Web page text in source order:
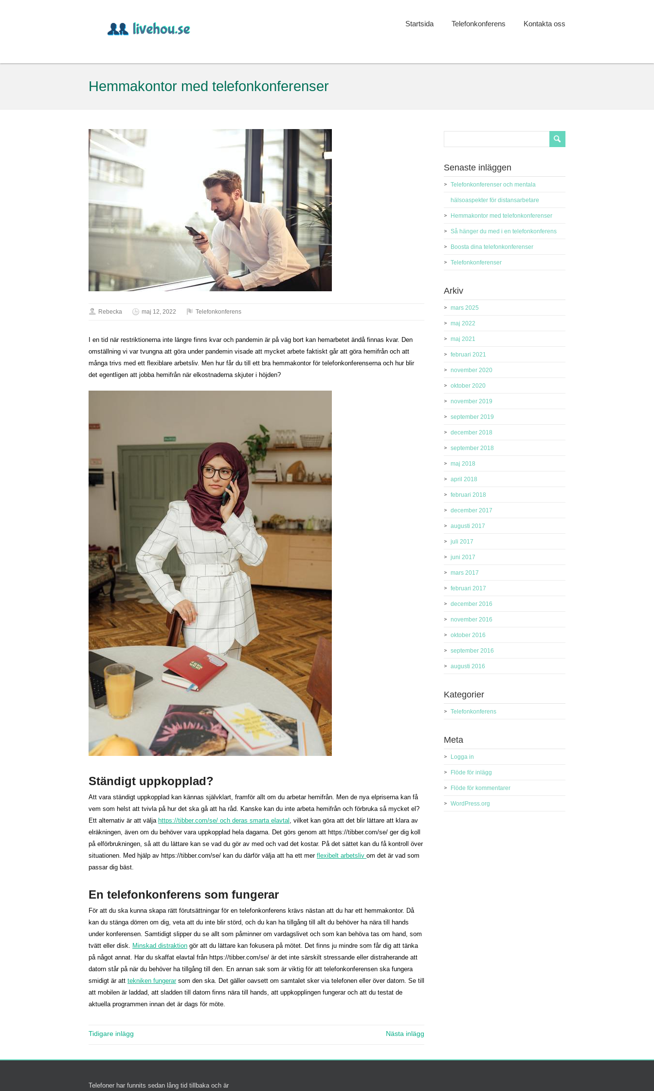
Startsida Telefonkonferens Kontakta oss
Hemmakontor med telefonkonferenser
Rebecka maj 12, 2022 Telefonkonferens
I en tid när restriktionerna inte längre finns kvar och pandemin är på väg bort kan hemarbetet ändå finnas kvar. Den
omställning vi var tvungna att göra under pandemin visade att mycket arbete faktiskt går att göra hemifrån och att
många trivs med ett flexiblare arbetsliv. Men hur får du till ett bra hemmakontor för telefonkonferenserna och hur blir
det egentligen att jobba hemifrån när elkostnaderna skjuter i höjden?
Ständigt uppkopplad?
Att vara ständigt uppkopplad kan kännas självklart, framför allt om du arbetar hemifrån. Men de nya elpriserna kan få
vem som helst att tvivla på hur det ska gå att ha råd. Kanske kan du inte arbeta hemifrån och förbruka så mycket el?
Ett alternativ är att välja https://tibber.com/se/ och deras smarta elavtal , vilket kan göra att det blir lättare att klara av
elräkningen, även om du behöver vara uppkopplad hela dagarna. Det görs genom att https://tibber.com/se/ ger dig koll
på elförbrukningen, så att du lättare kan se vad du gör av med och vad det kostar. På det sättet kan du få kontroll över
situationen. Med hjälp av https://tibber.com/se/ kan du därför välja att ha ett mer flexibelt arbetsliv om det är vad som
passar dig bäst.
En telefonkonferens som fungerar
För att du ska kunna skapa rätt förutsättningar för en telefonkonferens krävs nästan att du har ett hemmakontor. Då
kan du stänga dörren om dig, veta att du inte blir störd, och du kan ha tillgång till allt du behöver ha nära till hands
under konferensen. Samtidigt slipper du se allt som påminner om vardagslivet och som kan behöva tas om hand, som
tvätt eller disk. Minskad distraktion gör att du lättare kan fokusera på mötet. Det finns ju mindre som får dig att tänka
på något annat. Har du skaffat elavtal från https://tibber.com/se/ är det inte särskilt stressande eller distraherande att
datorn står på när du behöver ha tillgång till den. En annan sak som är viktig för att telefonkonferensen ska fungera
smidigt är att tekniken fungerarsom den ska. Det gäller oavsett om samtalet sker via telefonen eller över datorn. Se till
att mobilen är laddad, att sladden till datorn finns nära till hands, att uppkopplingen fungerar och att du testat de
aktuella programmen innan det är dags för möte.
Senaste inläggen
Telefonkonferenser och mentala
hälsoaspekter för distansarbetare
Hemmakontor med telefonkonferenser
Så hänger du med i en telefonkonferens
Boosta dina telefonkonferenser
Telefonkonferenser
Arkiv
mars 2025
maj 2022
maj 2021
februari 2021
november 2020
oktober 2020
november 2019
september 2019
december 2018
september 2018
maj 2018
april 2018
februari 2018
december 2017
augusti 2017
juli 2017
juni 2017
mars 2017
februari 2017
december 2016
november 2016
oktober 2016
september 2016
augusti 2016
Kategorier
Telefonkonferens
Meta
Logga in
Flöde för inlägg
Flöde för kommentarer
WordPress.org
Telefoner har funnits sedan lång tid tillbaka och är